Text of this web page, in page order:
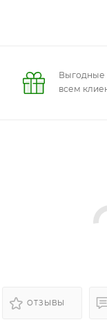
Выгодные
всем
ОТЗЫВЫ